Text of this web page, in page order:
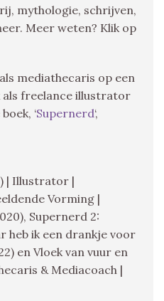
mythologie, schrijven,
Meer weten? Klik op
mediathecaris op een
als freelance illustrator
‘Supernerd‘,
| Illustrator |
Vorming |
Supernerd 2:
heb ik een drankje voor
en Vloek van vuur en
& Mediacoach |